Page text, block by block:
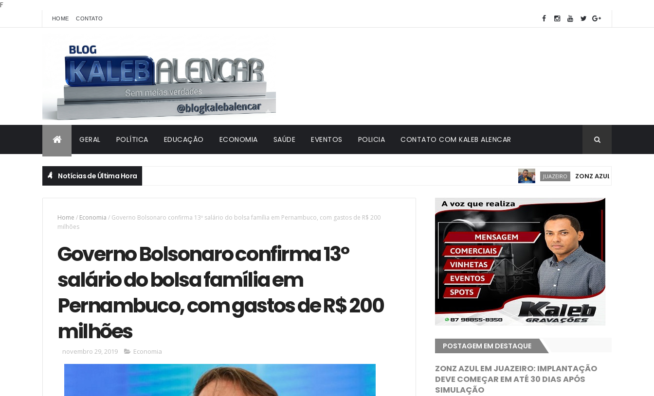
F
HOME CONTATO
GERAL POLÍTICA EDUCAÇÃO ECONOMIA SAÚDE EVENTOS POLICIA CONTATO COM KALEB ALENCAR
Notícias de Última Hora JUAZEIRO ZONZ AZUL EM JUAZEIRO:
Home / Economia / Governo Bolsonaro confirma 13º salário do bolsa família em Pernambuco, com gastos de R$ 200
milhões
Governo Bolsonaro confirma 13º
salário do bolsa família em
Pernambuco, com gastos de R$ 200
milhões
novembro 29, 2019 Economia
POSTAGEM EM DESTAQUE
ZONZ AZUL EM JUAZEIRO: IMPLANTAÇÃO
DEVE COMEÇAR EM ATÉ 30 DIAS APÓS
SIMULAÇÃO